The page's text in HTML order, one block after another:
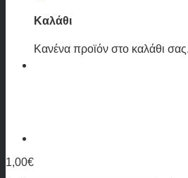
Καλάθι
Κανένα προϊόν στο καλάθι σας.
1,00€